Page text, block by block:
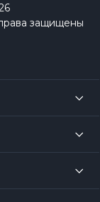
защищены